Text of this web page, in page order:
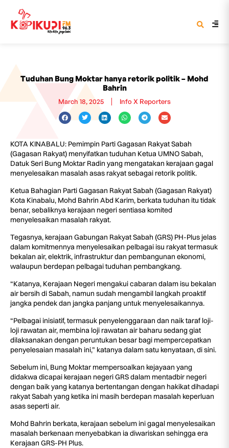
Tuduhan Bung Moktar hanya retorik politik – Mohd
Bahrin
March 18, 2025 Info X Reporters
KOTA KINABALU: Pemimpin Parti Gagasan Rakyat Sabah
(Gagasan Rakyat) menyifatkan tuduhan Ketua UMNO Sabah,
Datuk Seri Bung Moktar Radin yang mengatakan kerajaan gagal
menyelesaikan masalah asas rakyat sebagai retorik politik.
Ketua Bahagian Parti Gagasan Rakyat Sabah (Gagasan Rakyat)
Kota Kinabalu, Mohd Bahrin Abd Karim, berkata tuduhan itu tidak
benar, sebaliknya kerajaan negeri sentiasa komited
menyelesaikan masalah rakyat.
Tegasnya, kerajaan Gabungan Rakyat Sabah (GRS) PH-Plus jelas
dalam komitmennya menyelesaikan pelbagai isu rakyat termasuk
bekalan air, elektrik, infrastruktur dan pembangunan ekonomi,
walaupun berdepan pelbagai tuduhan pembangkang.
“Katanya, Kerajaan Negeri mengakui cabaran dalam isu bekalan
air bersih di Sabah, namun sudah mengambil langkah proaktif
jangka pendek dan jangka panjang untuk menyelesaikannya.
“Pelbagai inisiatif, termasuk penyelenggaraan dan naik taraf loji-
loji rawatan air, membina loji rawatan air baharu sedang giat
dilaksanakan dengan peruntukan besar bagi mempercepatkan
penyelesaian masalah ini,” katanya dalam satu kenyataan, di sini.
Sebelum ini, Bung Moktar mempersoalkan kejayaan yang
didakwa dicapai kerajaan negeri GRS dalam mentadbir negeri
dengan baik yang katanya bertentangan dengan hakikat dihadapi
rakyat Sabah yang ketika ini masih berdepan masalah keperluan
asas seperti air.
Mohd Bahrin berkata, kerajaan sebelum ini gagal menyelesaikan
masalah berkenaan menyebabkan ia diwariskan sehingga era
Kerajaan GRS-PH Plus.